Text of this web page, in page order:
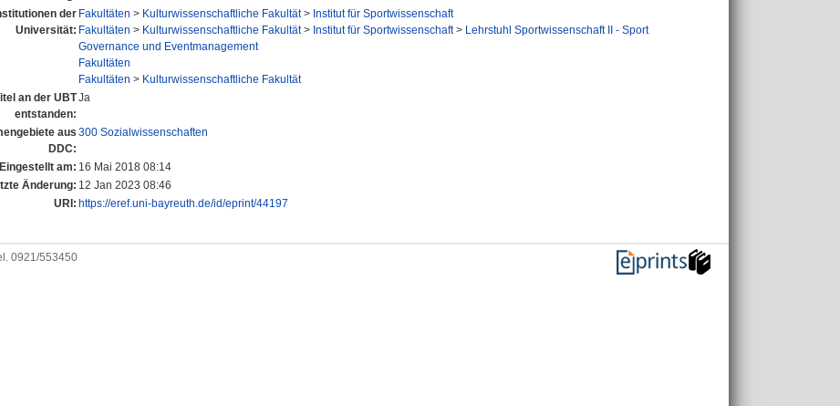
der
Universität:
Fakultäten > Kulturwissenschaftliche Fakultät> Institut für Sportwissenschaft
Fakultäten > Kulturwissenschaftliche Fakultät> Institut für Sportwissenschaft> Lehrstuhl Sportwissenschaft II - Sport
Governance und Eventmanagement
Fakultäten
Fakultäten > Kulturwissenschaftliche Fakultät
an der UBT
entstanden:
Ja
aus
DDC:
300 Sozialwissenschaften
Eingestellt am: 16 Mai 2018 08:14
Änderung: 12 Jan 2023 08:46
URI: https://eref.uni-bayreuth.de/id/eprint/44197
0921/553450